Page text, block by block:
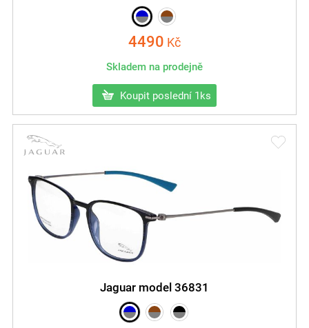
4490 Kč
Skladem na prodejně
Koupit poslední 1ks
Jaguar model 36831